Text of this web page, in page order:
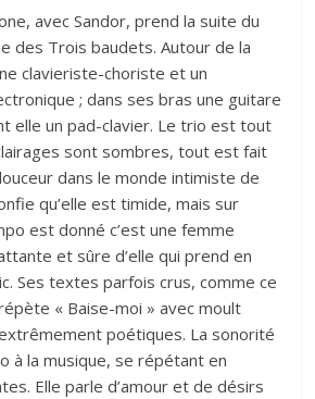
avec Sandor, prend la suite du
des Trois baudets. Autour de la
clavieriste-choriste et un
; dans ses bras une guitare
elle un pad-clavier. Le trio est tout
sont sombres, tout est fait
dans le monde intimiste de
qu’elle est timide, mais sur
est donné c’est une femme
et sûre d’elle qui prend en
Ses textes parfois crus, comme ce
« Baise-moi » avec moult
poétiques. La sonorité
à la musique, se répétant en
Elle parle d’amour et de désirs